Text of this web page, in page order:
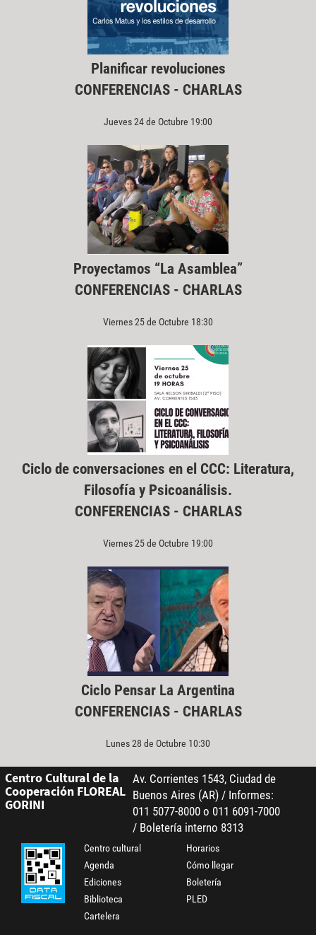
Planificar revoluciones
CONFERENCIAS - CHARLAS
Jueves 24 de Octubre 19:00
Proyectamos “La Asamblea”
CONFERENCIAS - CHARLAS
Viernes 25 de Octubre 18:30
Ciclo de conversaciones en el CCC: Literatura,
Filosofía y Psicoanálisis.
CONFERENCIAS - CHARLAS
Viernes 25 de Octubre 19:00
Ciclo Pensar La Argentina
CONFERENCIAS - CHARLAS
Lunes 28 de Octubre 10:30
Centro Cultural de la
Cooperación FLOREAL
GORINI
Av. Corrientes 1543, Ciudad de
Buenos Aires (AR) / Informes:
011 5077-8000 o 011 6091-7000
/ Boletería interno 8313
Centro cultural
Agenda
Ediciones
Biblioteca
Cartelera
Horarios
Cómo llegar
Boletería
PLED